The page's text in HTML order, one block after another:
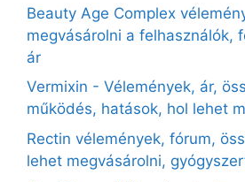
Beauty Age Сomplex
megvásárolni a felhasználók,
ár
Vermixin - Vélemények, ár,
működés, hatások, hol lehet
Rectin vélemények, fórum,
lehet megvásárolni,